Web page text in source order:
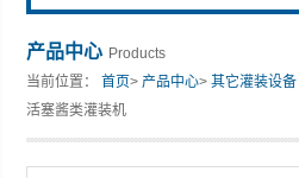
产品中心 Products
当前位置：首页>产品中心>其它灌装设备
活塞酱类灌装机